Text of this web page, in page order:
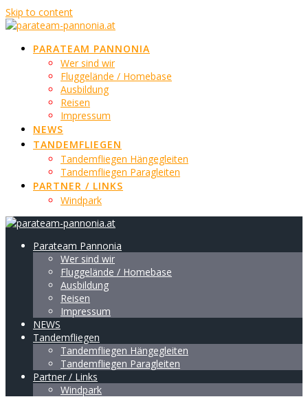
Skip to content
PARATEAM PANNONIA
Wer sind wir
Fluggelände / Homebase
Ausbildung
Reisen
Impressum
NEWS
TANDEMFLIEGEN
Tandemfliegen Hängegleiten
Tandemfliegen Paragleiten
PARTNER / LINKS
Windpark
Parateam Pannonia
Wer sind wir
Fluggelände / Homebase
Ausbildung
Reisen
Impressum
NEWS
Tandemfliegen
Tandemfliegen Hängegleiten
Tandemfliegen Paragleiten
Partner / Links
Windpark